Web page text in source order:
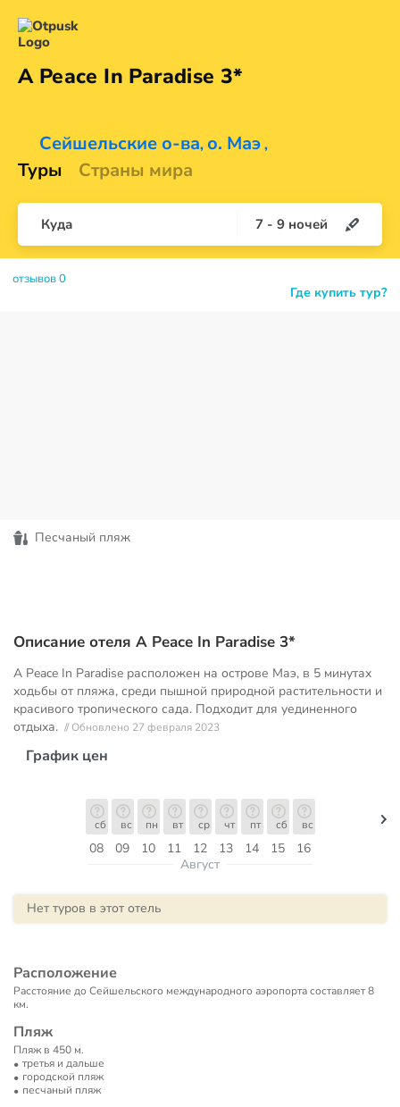
A Peace In Paradise 3*
Сейшельские о-ва, о. Маэ ,
Туры Страны мира
Куда 7 - 9 ночей
Где купить тур?
отзывов 0
Песчаный пляж
Описание отеля A Peace In Paradise 3*
A Peace In Paradise расположен на острове Маэ, в 5 минутах
ходьбы от пляжа, среди пышной природной растительности и
красивого тропического сада. Подходит для уединенного
отдыха. // Обновлено 27 февраля 2023
График цен
08
сб
09
вс
10
пн
11
вт
12
ср
13
чт
14
пт
15
сб
16
вс
Август
Нет туров в этот отель
Расположение
Расстояние до Сейшельского международного аэропорта составляет 8
км.
Пляж
Пляж в 450 м.
третья и дальше
городской пляж
песчаный пляж